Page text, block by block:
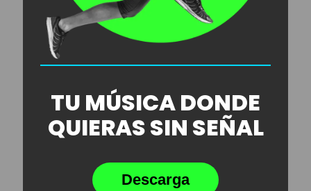
TU MÚSICA DONDE
QUIERAS SIN SEÑAL
Descarga